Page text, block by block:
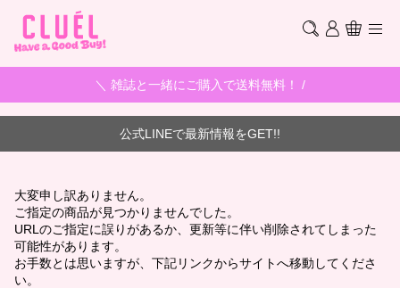
＼ 雑誌と一緒にご購入で送料無料！ /
公式LINEで最新情報をGET!!
大変申し訳ありません。
ご指定の商品が見つかりませんでした。
URLのご指定に誤りがあるか、更新等に伴い削除されてしまった
可能性があります。
お手数とは思いますが、下記リンクからサイトへ移動してくださ
い。